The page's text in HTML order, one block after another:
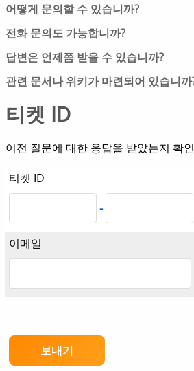
어떻게 문의할 수 있습니까?
저희 웹사이트의
문의 양식
다. 악용을 방지하기 위해 해당 양
이 내장되어 있습니다. 사용자 본
나,로그인 하실 수 있습니다.
전화 문의도 가능합니까?
중소기업 고객분들께서 부담 없
격 정책을 유지하기 위해, 저희는
집중하기로 결정했습니다. 이는
어지지 않았습니다. 자세한 내용은
지에서 확인해 주십시오.
답변은 언제쯤 받을 수 있습니까?
저희는 모든 문의에 신속하고 정
최선을 다하고 있습니다. 영업시
이내에 답변을 드립니다. 이메일
가능하며, 메일함에 충분한 저장
메시지에는 답변을 드리지 않습
관련 문서나 위키가 마련되어 있습니까
문서
와FAQ
티켓 ID
이전 질문에 대한 응답을 받았는지 확
티켓 ID
-
이메일